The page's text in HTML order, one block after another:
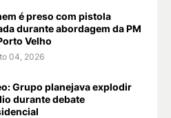
é preso com pistola
durante abordagem da PM
Velho
04, 2026
Grupo planejava explodir
durante debate